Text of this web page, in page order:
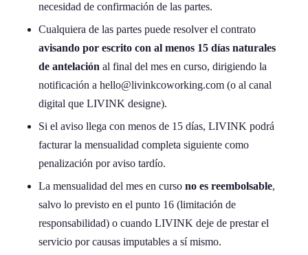
necesidad de confirmación de las partes.
Cualquiera de las partes puede resolver el contrato
avisando por escrito con al menos 15 días naturales
de antelación al final del mes en curso, dirigiendo la
notificación a hello@livinkcoworking.com (o al canal
digital que LIVINK designe).
Si el aviso llega con menos de 15 días, LIVINK podrá
facturar la mensualidad completa siguiente como
penalización por aviso tardío.
La mensualidad del mes en curso no es reembolsable,
salvo lo previsto en el punto 16 (limitación de
responsabilidad) o cuando LIVINK deje de prestar el
servicio por causas imputables a sí mismo.